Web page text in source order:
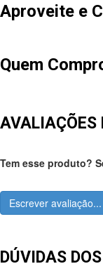
Aproveite e
Quem
AVALIAÇÕES
Tem esse produto?
Escrever avaliação...
DÚVIDAS